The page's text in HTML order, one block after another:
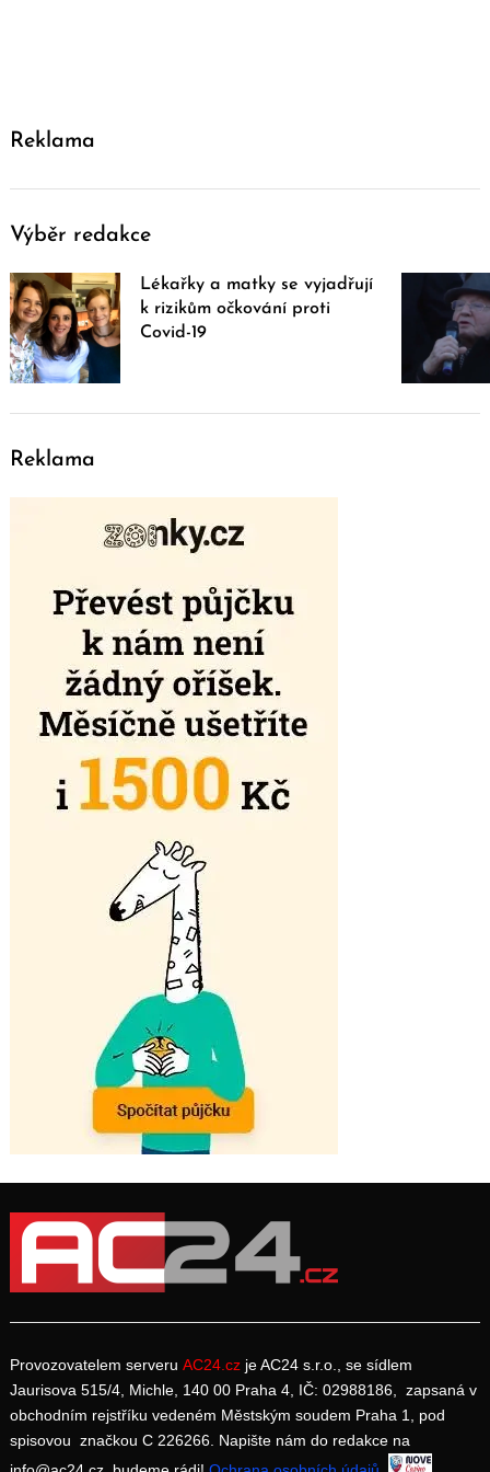
Reklama
Výběr redakce
Lékařky a matky se vyjadřují
k rizikům očkování proti
Covid-19
Reklama
Provozovatelem serveru AC24.cz je AC24 s.r.o., se sídlem
Jaurisova 515/4, Michle, 140 00 Praha 4, IČ: 02988186, zapsaná v
obchodním rejstříku vedeném Městským soudem Praha 1, pod
spisovou značkou C 226266. Napište nám do redakce na